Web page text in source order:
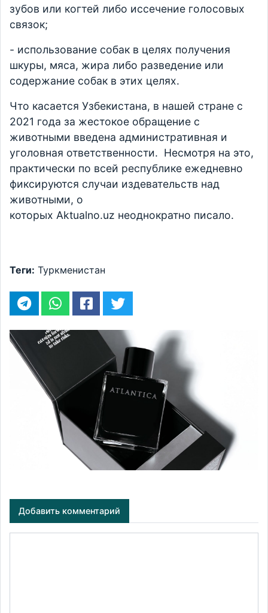
зубов или когтей либо иссечение голосовых
связок;
- использование собак в целях получения
шкуры, мяса, жира либо разведение или
содержание собак в этих целях.
Что касается Узбекистана, в нашей стране с
2021 года за жестокое обращение с
животными введена административная и
уголовная ответственности. Несмотря на это,
практически по всей республике ежедневно
фиксируются случаи издевательств над
животными, о
которых Aktualno.uz неоднократно писало.
Теги: Туркменистан
Добавить комментарий